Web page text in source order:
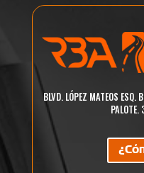
BLVD. LÓPEZ MATEOS ESQ.
PALOTE.